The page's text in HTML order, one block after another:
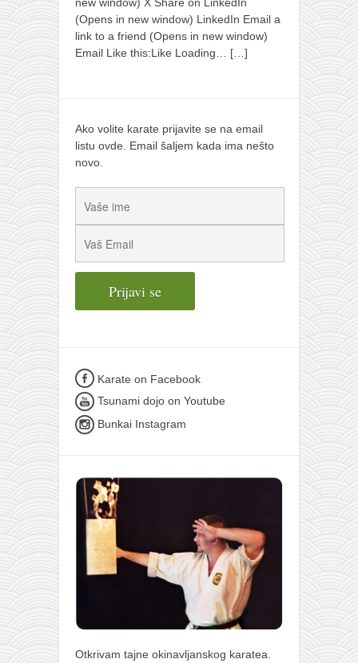
(Opens in new window) LinkedIn Email a
link to a friend (Opens in new window)
Email Like this:Like Loading…
[…]
Ako volite karate prijavite se na email
listu ovde. Email šaljem kada ima nešto
novo.
Karate on Facebook
Tsunami dojo on Youtube
Bunkai Instagram
Otkrivam tajne okinavljanskog karatea.